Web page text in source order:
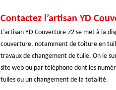
Contactez l’artisan YD
L’artisan YD Couverture 72 se met à la
couverture, notamment de toiture en
travaux de changement de tuile. On le
site web ou par téléphone dont les
tuiles ou un changement de la totalité.